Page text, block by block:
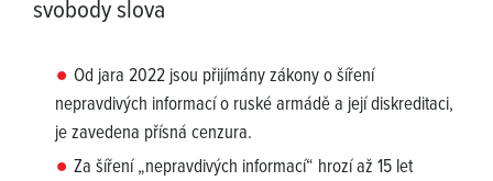
svobody slova
Od jara 2022 jsou přijímány zákony o šíření
nepravdivých informací o ruské armádě a její diskreditaci,
je zavedena přísná cenzura.
Za šíření „nepravdivých informací“ hrozí až 15 let